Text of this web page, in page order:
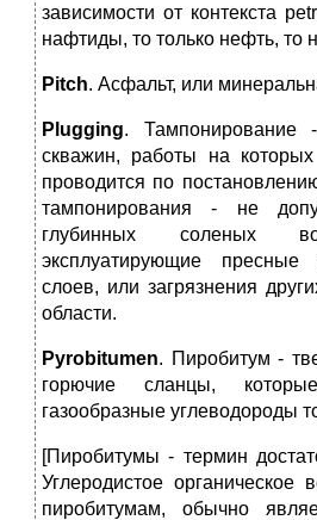
зависимости от контекста
нафтиды, то только нефть, то
Pitch. Асфальт, или
Plugging. Тампонирование
скважин, работы на
проводится по
тампонирования - не
глубинных соленых
эксплуатирующие пресные
слоев, или загрязнения
области.
Pyrobitumen. Пиробитум -
горючие сланцы,
газообразные углеводороды
[Пиробитумы - термин
Углеродистое органическое
пиробитумам, обычно